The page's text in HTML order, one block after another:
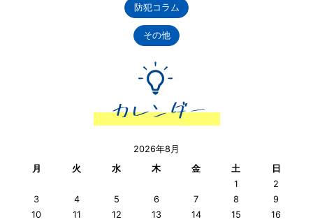
防犯コラム
その他
2026年8月
月
火 水 木 金 土 日
1
2
3
4 5 6 7 8
9
10
11 12 13 14 15
16